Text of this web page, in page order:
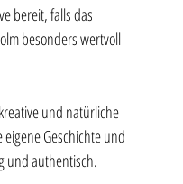
bereit, falls das
besonders wertvoll
und natürliche
Geschichte und
und authentisch.